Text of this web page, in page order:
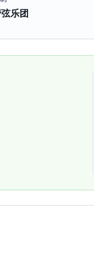
乐团